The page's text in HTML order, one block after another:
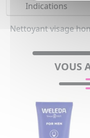
Indications
Nettoyant visage
VOUS